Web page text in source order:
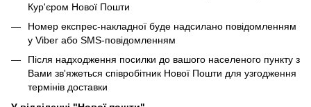
Кур'єром Нової Пошти
Номер експрес-накладної буде надсилано повідомленням
у Viber або SMS-повідомленням
Після надходження посилки до вашого населеного пункту з
Вами зв'яжеться співробітник Нової Пошти для узгодження
термінів доставки